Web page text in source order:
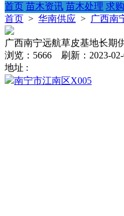
首页 苗木资讯 苗木处理 求
首页 > 华南供应 > 广西南
广西南宁远航草皮基地长期
浏览：5666 刷新：2023-02-
地址 :
南宁市江南区X005